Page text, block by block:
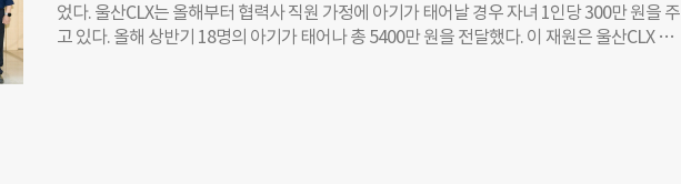
었다. 울산CLX는 올해부터 협력사 직원 가정에 아기가 태어날 경우 자녀 1인당 300만 원을 주
고 있다. 올해 상반기 18명의 아기가 태어나 총 5400만 원을 전달했다. 이 재원은 울산CLX 임